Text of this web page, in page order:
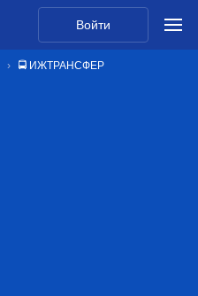
Войти
🚍 ИЖТРАНСФЕР